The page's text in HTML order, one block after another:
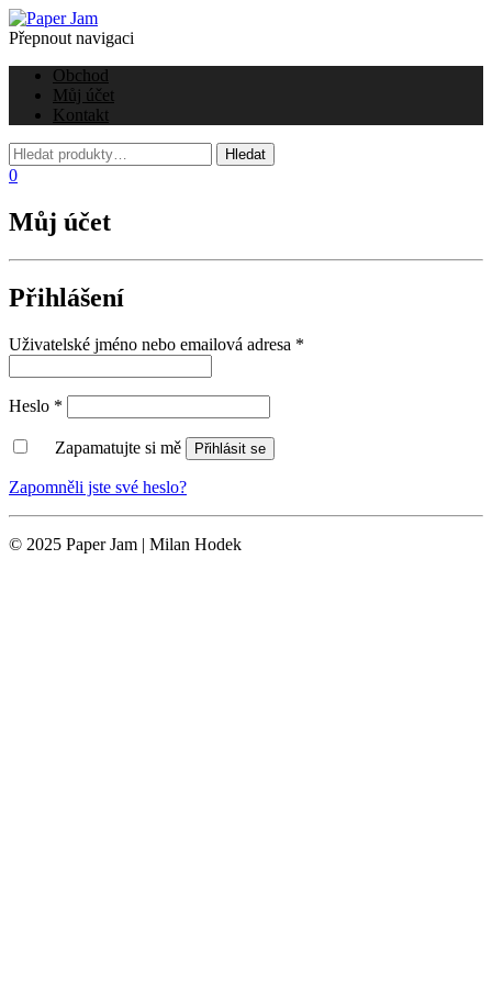
Přepnout navigaci
Obchod
Můj účet
Kontakt
0
Můj účet
Přihlášení
Uživatelské jméno nebo emailová adresa *
Heslo *
Zapamatujte si mě Přihlásit se
Zapomněli jste své heslo?
© 2025 Paper Jam | Milan Hodek